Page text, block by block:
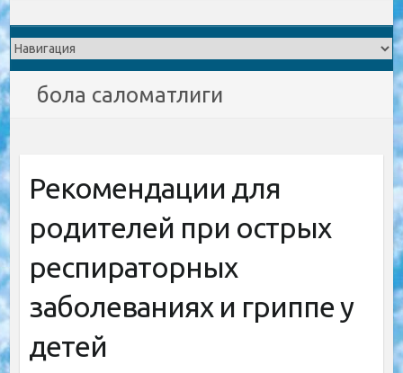
бола саломатлиги
Рекомендации для
родителей при острых
респираторных
заболеваниях и гриппе у
детей